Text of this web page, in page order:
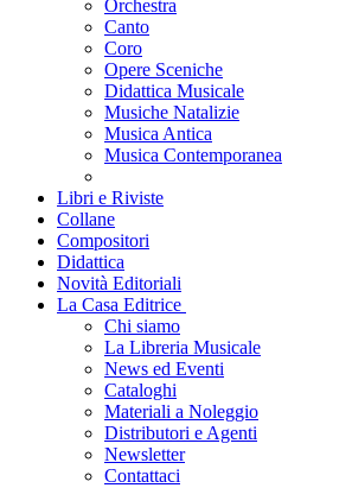
Orchestra
Canto
Coro
Opere Sceniche
Didattica Musicale
Musiche Natalizie
Musica Antica
Musica Contemporanea
Libri e Riviste
Collane
Compositori
Didattica
Novità Editoriali
La Casa Editrice
Chi siamo
La Libreria Musicale
News ed Eventi
Cataloghi
Materiali a Noleggio
Distributori e Agenti
Newsletter
Contattaci